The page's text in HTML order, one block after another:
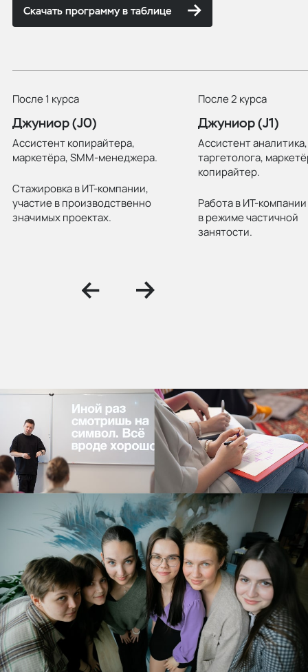
Скачать программу в таблице
После 1 курса
Джуниор (J0)
Ассистент копирайтера,
маркетёра, SMM-менеджера.
Стажировка в ИТ-компании,
участие в производственно
значимых проектах.
После 2 курса
Джуниор (J1)
Ассистент аналитика,
таргетолога,
копирайтер.
Работа в ИТ-компании
в режиме частичной
занятости.